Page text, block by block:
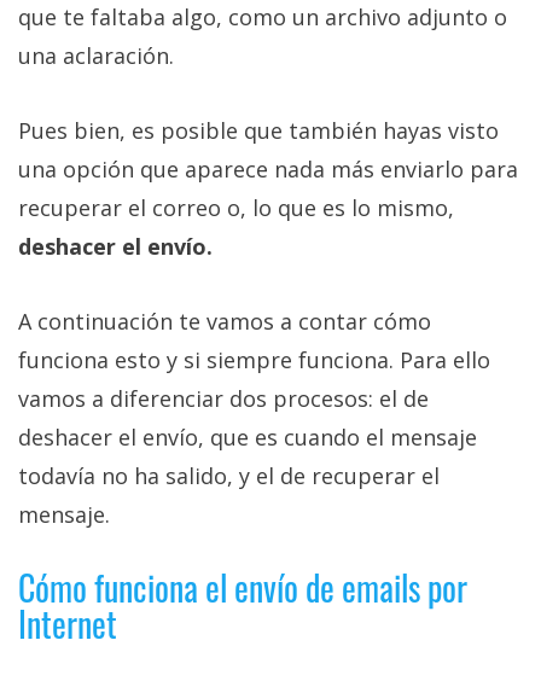
que te faltaba algo, como un archivo adjunto o
una aclaración.
Pues bien, es posible que también hayas visto
una opción que aparece nada más enviarlo para
recuperar el correo o, lo que es lo mismo,
deshacer el envío.
A continuación te vamos a contar cómo
funciona esto y si siempre funciona. Para ello
vamos a diferenciar dos procesos: el de
deshacer el envío, que es cuando el mensaje
todavía no ha salido, y el de recuperar el
mensaje.
Cómo funciona el envío de emails por
Internet